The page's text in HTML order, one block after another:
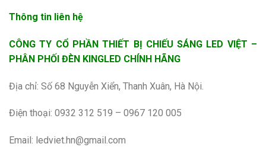
Thông tin liên hệ
CÔNG TY CỔ PHẦN THIẾT BỊ CHIẾU SÁNG LED VIỆT –
PHÂN PHỐI ĐÈN KINGLED CHÍNH HÃNG
Địa chỉ: Số 68 Nguyễn Xiển, Thanh Xuân, Hà Nội.
Điện thoại: 0932 312 519 – 0967 120 005
Email: ledviet.hn@gmail.com